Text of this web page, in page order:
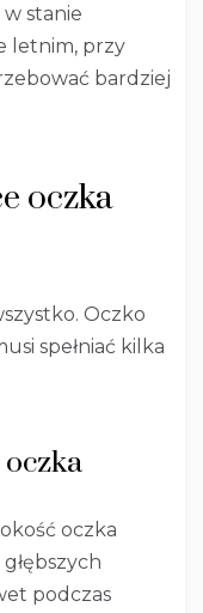
stanie
letnim, przy
bardziej
oczka
Oczko
spełniać kilka
oczka
podczas